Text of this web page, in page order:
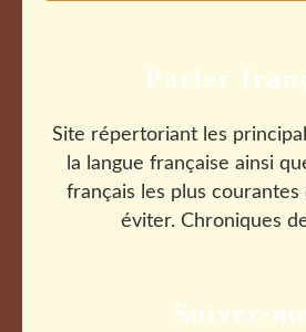
Suivez-
Parler
Site répertoriant les
la langue française ainsi
français les plus courantes
éviter. Chroniques